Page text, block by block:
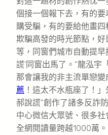
個接一個報下去，有的要
購受騙，有的要給他畫
欺騙高發的時光節點，
等，同窗們城市自動提
謊’同窗出馬了。”龍泓宇
那會讓我的非主流單戀
薦 ！這太不水瓶座了！
郝說謊”創作了諸多反詐
中心微信大眾號、很多社
全網閱讀量跨越1000萬